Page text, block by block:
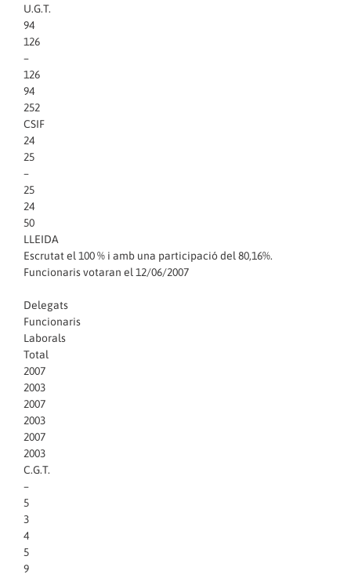
U.G.T.
94
126
–
126
94
252
CSIF
24
25
–
25
24
50
LLEIDA
Escrutat el 100 % i amb una participació del 80,16%.
Funcionaris votaran el 12/06/2007
Delegats
Funcionaris
Laborals
Total
2007
2003
2007
2003
2007
2003
C.G.T.
–
5
3
4
5
9